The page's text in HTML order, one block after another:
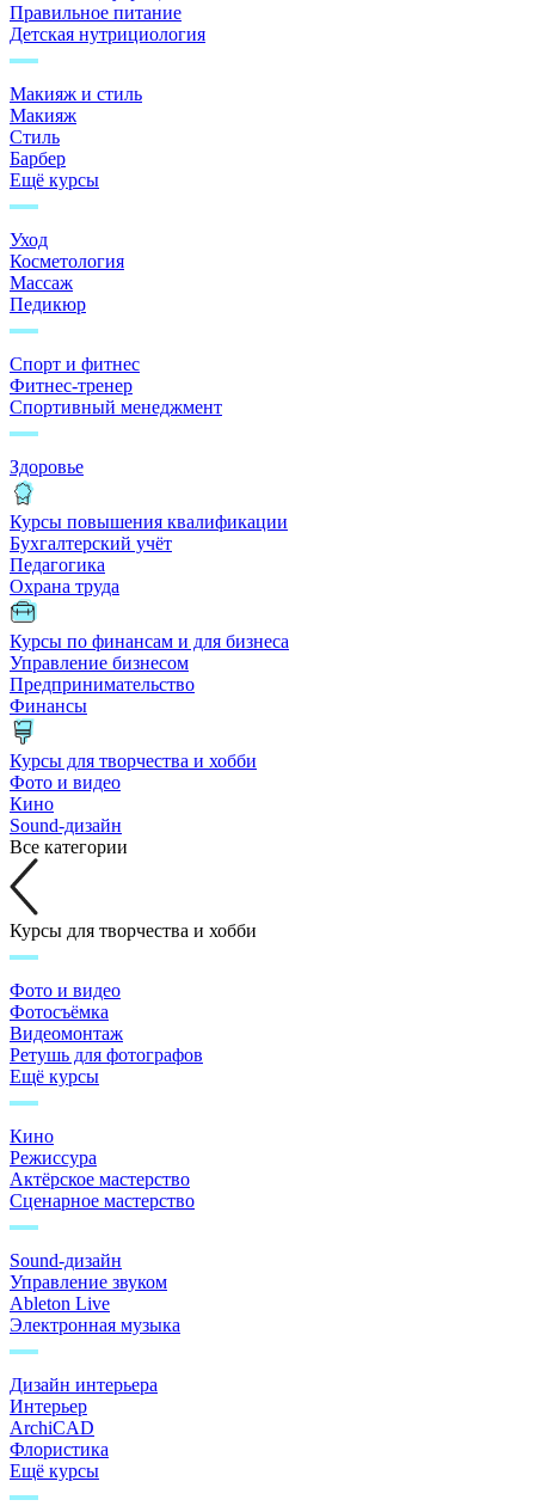
Правильное питание
Детская нутрициология
Макияж и стиль
Макияж
Стиль
Барбер
Ещё курсы
Уход
Косметология
Массаж
Педикюр
Спорт и фитнес
Фитнес-тренер
Спортивный менеджмент
Здоровье
Курсы повышения квалификации
Бухгалтерский учёт
Педагогика
Охрана труда
Курсы по финансам и для бизнеса
Управление бизнесом
Предпринимательство
Финансы
Курсы для творчества и хобби
Фото и видео
Кино
Sound-дизайн
Все категории
Курсы для творчества и хобби
Фото и видео
Фотосъёмка
Видеомонтаж
Ретушь для фотографов
Ещё курсы
Кино
Режиссура
Актёрское мастерство
Сценарное мастерство
Sound-дизайн
Управление звуком
Ableton Live
Электронная музыка
Дизайн интерьера
Интерьер
ArchiCAD
Флористика
Ещё курсы